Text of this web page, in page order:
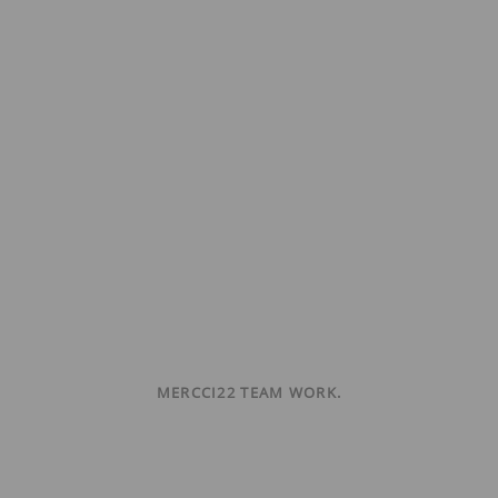
MERCCI22 TEAM WORK.